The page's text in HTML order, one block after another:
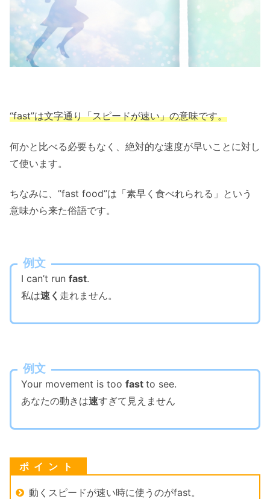
“fast”は文字通り「スピードが速い」の意味です。
何かと比べる必要もなく、絶対的な速度が早いことに対し
て使います。
ちなみに、”fast food”は「素早く食べれられる」という
意味から来た俗語です。
例文
I can’t run fast.
私は速く 走れません。
例文
Your movement is too fast to see.
あなたの動きは速すぎて見えません
動くスピードが速い時に使うのがfast。